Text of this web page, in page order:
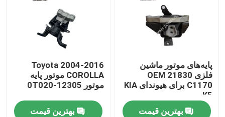
پایه ضربه گیر
پایه‌های موتور ماشین
فلزی OEM 21830
C1170 برای هیوندای KIA
K5
بهترین قیمت
2004-2016 Toyota
COROLLA موتور پایه
موتور 12305-0T020
بهترین قیمت